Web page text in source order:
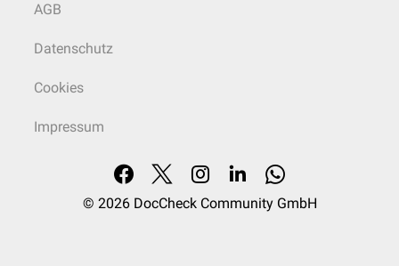
AGB
Datenschutz
Cookies
Impressum
© 2026 DocCheck Community GmbH